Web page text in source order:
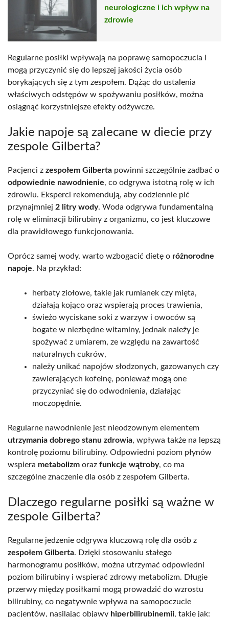
neurologiczne i ich wpływ na
zdrowie
Regularne posiłki wpływają na poprawę samopoczucia i
mogą przyczynić się do lepszej jakości życia osób
borykających się z tym zespołem. Dążąc do ustalenia
właściwych odstępów w spożywaniu posiłków, można
osiągnąć korzystniejsze efekty odżywcze.
Jakie napoje są zalecane w diecie przy
zespole Gilberta?
Pacjenci z zespołem Gilberta powinni szczególnie zadbać o
odpowiednie nawodnienie, co odgrywa istotną rolę w ich
zdrowiu. Eksperci rekomendują, aby codziennie pić
przynajmniej 2 litry wody. Woda odgrywa fundamentalną
rolę w eliminacji bilirubiny z organizmu, co jest kluczowe
dla prawidłowego funkcjonowania.
Oprócz samej wody, warto wzbogacić dietę o różnorodne
napoje. Na przykład:
herbaty ziołowe, takie jak rumianek czy mięta,
działają kojąco oraz wspierają proces trawienia,
świeżo wyciskane soki z warzyw i owoców są
bogate w niezbędne witaminy, jednak należy je
spożywać z umiarem, ze względu na zawartość
naturalnych cukrów,
należy unikać napojów słodzonych, gazowanych czy
zawierających kofeinę, ponieważ mogą one
przyczyniać się do odwodnienia, działając
moczopędnie.
Regularne nawodnienie jest nieodzownym elementem
utrzymania dobrego stanu zdrowia, wpływa także na lepszą
kontrolę poziomu bilirubiny. Odpowiedni poziom płynów
wspiera metabolizm oraz funkcje wątroby, co ma
szczególne znaczenie dla osób z zespołem Gilberta.
Dlaczego regularne posiłki są ważne w
zespole Gilberta?
Regularne jedzenie odgrywa kluczową rolę dla osób z
zespołem Gilberta. Dzięki stosowaniu stałego
harmonogramu posiłków, można utrzymać odpowiedni
poziom bilirubiny i wspierać zdrowy metabolizm. Długie
przerwy między posiłkami mogą prowadzić do wzrostu
bilirubiny, co negatywnie wpływa na samopoczucie
pacjentów, nasilając objawy hiperbilirubinemii, takie jak: